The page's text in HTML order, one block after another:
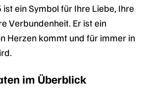
ein Symbol für Ihre Liebe, Ihre
Verbundenheit. Er ist ein
Herzen kommt und für immer in
im Überblick